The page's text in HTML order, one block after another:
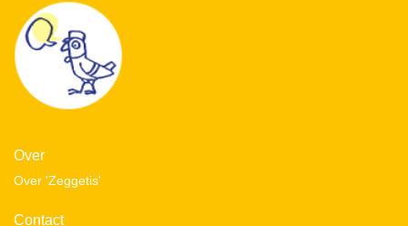
Over
Over 'Zeggetis'
Contact